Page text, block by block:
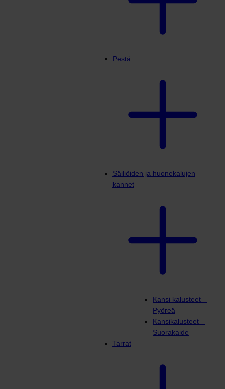
Pestä
Säiliöiden ja huonekalujen
kannet
Kansi kalusteet –
Pyöreä
Kansikalusteet –
Suorakaide
Tarrat